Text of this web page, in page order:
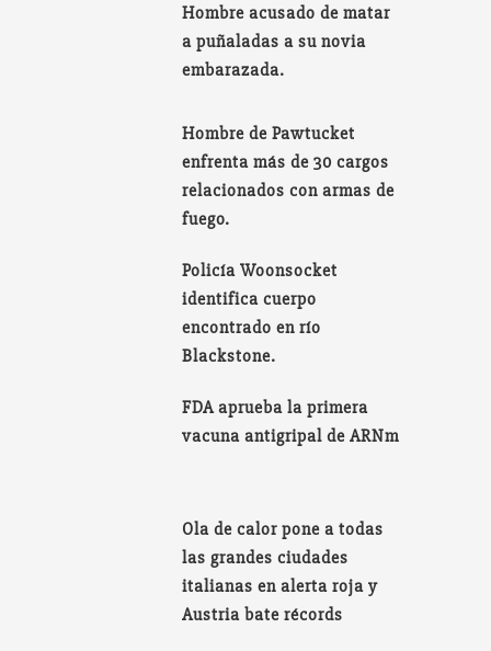
Hombre acusado de matar
a puñaladas a su novia
embarazada.
Hombre de Pawtucket
enfrenta más de 30 cargos
relacionados con armas de
fuego.
Policía Woonsocket
identifica cuerpo
encontrado en río
Blackstone.
FDA aprueba la primera
vacuna antigripal de ARNm
Ola de calor pone a todas
las grandes ciudades
italianas en alerta roja y
Austria bate récords